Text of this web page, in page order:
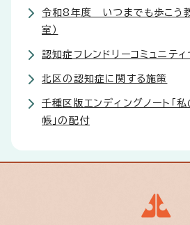
令和8年度 いつまでも歩こう
室）
認知症フレンドリーコミュニティ
北区の認知症に関する施策
千種区版エンディングノート「
帳」の配付